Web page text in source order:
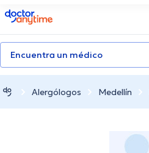
doctoranytime
Encuentra un médico
Alergólogos Medellín